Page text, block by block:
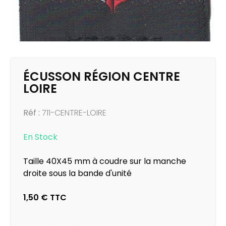
ÉCUSSON RÉGION CENTRE
LOIRE
Réf : 711-CENTRE-LOIRE
En Stock
Taille 40X45 mm à coudre sur la manche
droite sous la bande d'unité
1,50 € TTC